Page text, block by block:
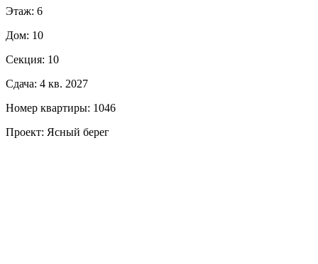
Этаж: 6
Дом: 10
Секция: 10
Сдача: 4 кв. 2027
Номер квартиры: 1046
Проект: Ясный берег